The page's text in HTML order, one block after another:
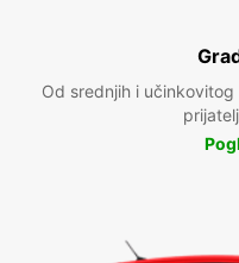
Od srednjih i